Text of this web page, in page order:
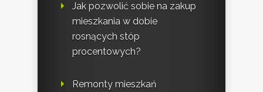
Jak pozwolić sobie na zakup
mieszkania w dobie
rosnących stóp
procentowych?
Remonty mieszkań